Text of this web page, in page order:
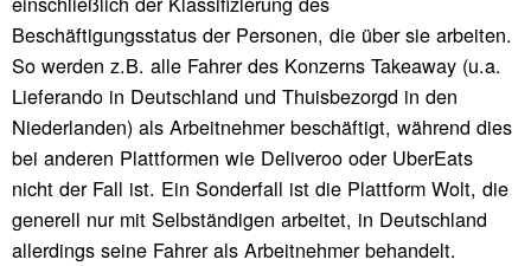
Beschäftigungsstatus der Personen, die über sie arbeiten.
So werden z.B. alle Fahrer des Konzerns Takeaway (u.a.
Lieferando in Deutschland und Thuisbezorgd in den
Niederlanden) als Arbeitnehmer beschäftigt, während dies
bei anderen Plattformen wie Deliveroo oder UberEats
nicht der Fall ist. Ein Sonderfall ist die Plattform Wolt, die
generell nur mit Selbständigen arbeitet, in Deutschland
allerdings seine Fahrer als Arbeitnehmer behandelt.